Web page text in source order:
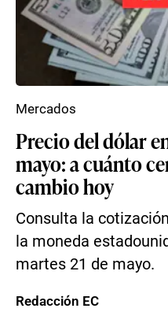
Precio del dólar
mayo: a cuánto
cambio hoy
Consulta la
la moneda
martes 21 de mayo.
Mercados
Redacción EC